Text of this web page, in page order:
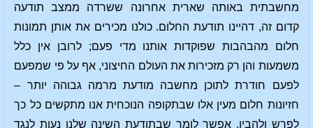
מחשבתית באותה שארית אחרונה ששרדה ממצב תודעה
קדום זה, דהיינו תודעת החלום. כולנו מכירים את אותן תמונות
חלום מהבהבות שפוקדות אותנו מדי פעם; לרובן אין כלל
משמעות והן רק מזכירות את העולם החיצוני, אף על פי שמפעם
לפעם חודרת לתוכן מחשבה מודעת מרמה גבוהה יותר –
חזיונות חלום מעין אלו שבתקופה הנוכחית אנו מתקשים כל כך
לפרש ולהבין. אפשר לומר שבתודעת השינה שלנו נעות לנגד